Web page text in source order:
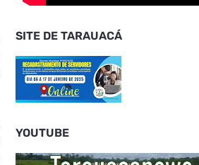
SITE DE TARAUACÁ
YOUTUBE